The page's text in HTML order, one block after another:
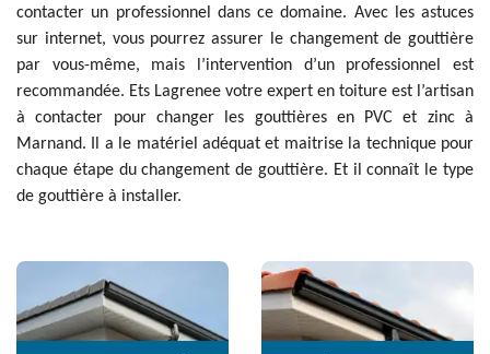
contacter un professionnel dans ce domaine. Avec les astuces
sur internet, vous pourrez assurer le changement de gouttière
par vous-même, mais l’intervention d’un professionnel est
recommandée. Ets Lagrenee votre expert en toiture est l’artisan
à contacter pour changer les gouttières en PVC et zinc à
Marnand. Il a le matériel adéquat et maitrise la technique pour
chaque étape du changement de gouttière. Et il connaît le type
de gouttière à installer.